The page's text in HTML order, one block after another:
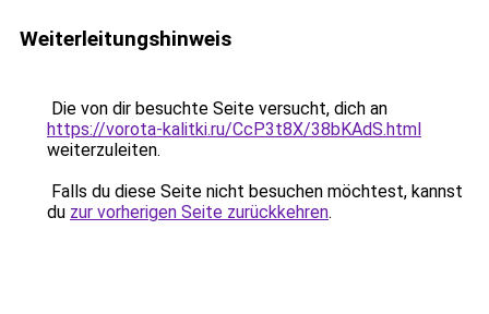
Weiterleitungshinweis
Die von dir besuchte Seite versucht, dich an
https://vorota-kalitki.ru/CcP3t8X/38bKAdS.html
weiterzuleiten.
Falls du diese Seite nicht besuchen möchtest, kannst
du zur vorherigen Seite zurückkehren.